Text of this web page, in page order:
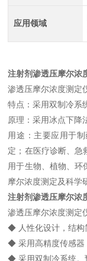
应用领域
注射剂渗透压摩尔浓
渗透压摩尔浓度测定
特点：采用双制冷系
原理：采用冰点下降
用途：主要应用于
定；在医疗诊断、急
用于生物、植物、环
摩尔浓度测定及科学
注射剂渗透压摩尔浓
渗透压摩尔浓度测定
◆ 人性化设计，结构
◆ 采用高精度传感器
◆ 采用双制冷系统。